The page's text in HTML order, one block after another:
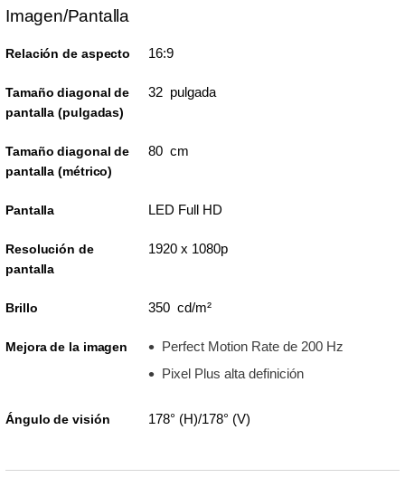
Imagen/Pantalla
Relación de aspecto 16:9
Tamaño diagonal de
pantalla (pulgadas)
32 pulgada
Tamaño diagonal de
pantalla (métrico)
80 cm
Pantalla LED Full HD
Resolución de
pantalla
1920 x 1080p
Brillo 350 cd/m²
Mejora de la imagen
Perfect Motion Rate de 200 Hz
Pixel Plus alta definición
Ángulo de visión 178° (H)/178° (V)